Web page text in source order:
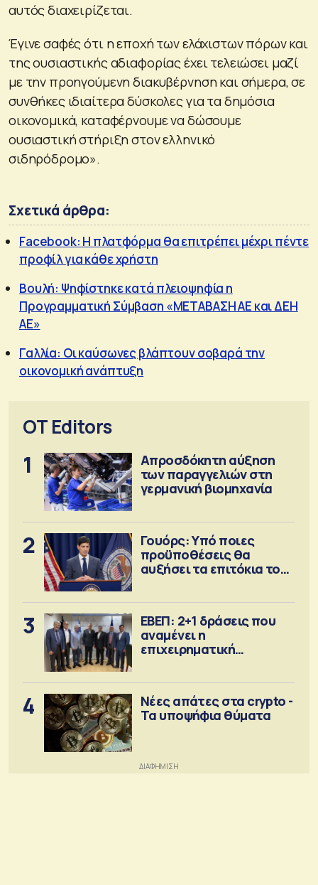
αυτός διαχειρίζεται.
Έγινε σαφές ότι η εποχή των ελάχιστων πόρων και
της ουσιαστικής αδιαφορίας έχει τελειώσει μαζί
με την προηγούμενη διακυβέρνηση και σήμερα, σε
συνθήκες ιδιαίτερα δύσκολες για τα δημόσια
οικονομικά, καταφέρνουμε να δώσουμε
ουσιαστική στήριξη στον ελληνικό
σιδηρόδρομο».
Σχετικά άρθρα:
Facebook: Η πλατφόρμα θα επιτρέπει μέχρι πέντε
προφίλ για κάθε χρήστη
Βουλή: Ψηφίστηκε κατά πλειοψηφία η
Προγραμματική Σύμβαση «ΜΕΤΑΒΑΣΗ ΑΕ και ΔΕΗ
ΑΕ»
Γαλλία: Οι καύσωνες βλάπτουν σοβαρά την
οικονομική ανάπτυξη
OT Editors
1
Απροσδόκητη αύξηση
των παραγγελιών στη
γερμανική βιομηχανία
2
Γουόρς: Υπό ποιες
προϋποθέσεις θα
αυξήσει τα επιτόκια τον
3
ΕΒΕΠ: 2+1 δράσεις που
αναμένει η
επιχειρηματική
4
Νέες απάτες στα crypto -
Τα υποψήφια θύματα